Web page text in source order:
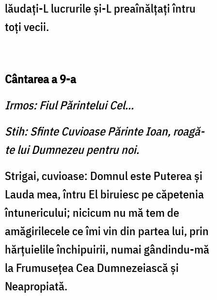
lăudaţi-L lucrurile şi-L preaînălţaţi întru
toţi vecii.
Cântarea a 9-a
Irmos: Fiul Părintelui Cel...
Stih: Sfinte Cuvioase Părinte Ioan, roagă-
te lui Dumnezeu pentru noi.
Strigai, cuvioase: Domnul este Puterea şi
Lauda mea, întru El biruiesc pe căpetenia
întunericului; nicicum nu mă tem de
amăgirilecele ce îmi vin din partea lui, prin
hărţuielile închipuirii, numai gândindu-mă
la Frumuseţea Cea Dumneze­iască şi
Neapropiată.